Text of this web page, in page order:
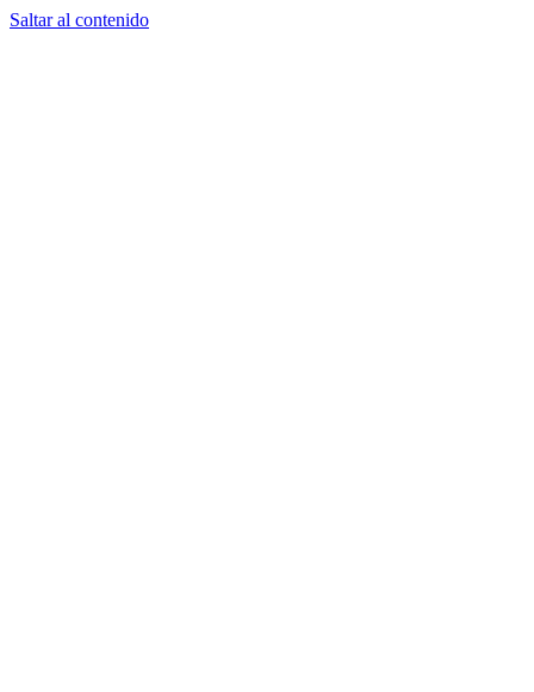
Saltar al contenido